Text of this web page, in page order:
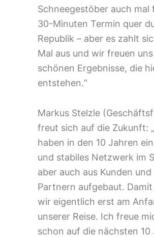
Schneegestöber auch mal
30-Minuten Termin quer
Republik – aber es zahlt
Mal aus und wir freuen
schönen Ergebnisse, die
entstehen.“
Markus Stelzle
freut sich auf die Zukunft:
haben in den 10 Jahren
und stabiles Netzwerk im
aber auch aus Kunden und
Partnern aufgebaut.
wir eigentlich erst am
unserer Reise. Ich freue
schon auf die nächsten 10